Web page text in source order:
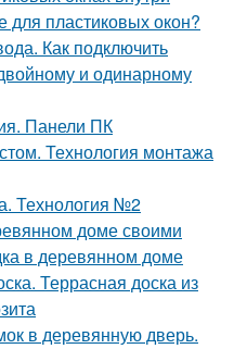
для пластиковых окон?
Как подключить
и одинарному
Панели ПК
Технология монтажа
Технология №2
доме своими
в деревянном доме
Террасная доска из
в деревянную дверь.